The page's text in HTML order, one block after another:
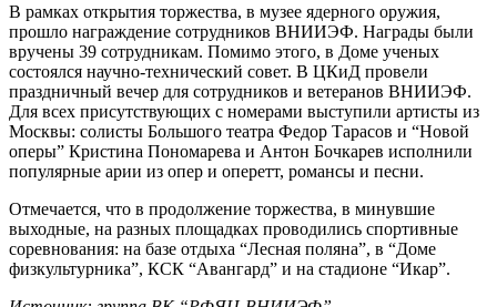
В рамках открытия торжества, в музее ядерного оружия,
прошло награждение сотрудников ВНИИЭФ. Награды были
вручены 39 сотрудникам. Помимо этого, в Доме ученых
состоялся научно-технический совет. В ЦКиД провели
праздничный вечер для сотрудников и ветеранов ВНИИЭФ.
Для всех присутствующих с номерами выступили артисты из
Москвы: солисты Большого театра Федор Тарасов и “Новой
оперы” Кристина Пономарева и Антон Бочкарев исполнили
популярные арии из опер и оперетт, романсы и песни.
Отмечается, что в продолжение торжества, в минувшие
выходные, на разных площадках проводились спортивные
соревнования: на базе отдыха “Лесная поляна”, в “Доме
физкультурника”, КСК “Авангард” и на стадионе “Икар”.